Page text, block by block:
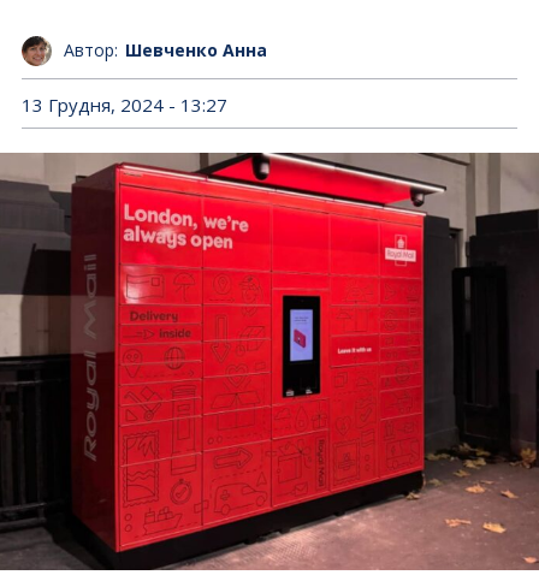
Автор: Шевченко Анна
13 Грудня, 2024 - 13:27